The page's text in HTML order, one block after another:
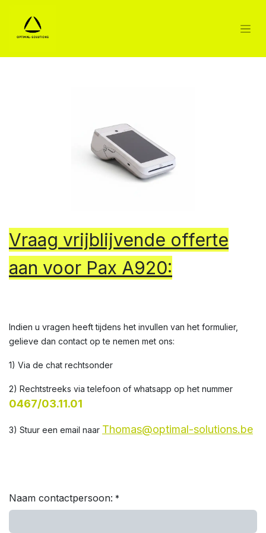
Vraag vrijblijvende offerte
aan voor Pax A920:
Indien u vragen heeft tijdens het invullen van het formulier,
gelieve dan contact op te nemen met ons:
1) Via de chat rechtsonder
2) Rechtstreeks via telefoon of whatsapp op het nummer
0467/03.11.01
3) Stuur een email naar Thomas@optimal-solutions.be
Naam contactpersoon: *